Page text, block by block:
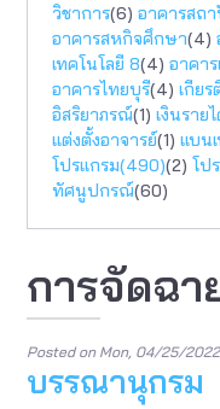
วิชาการ(6) อาคารสถ
อาคารสหกิจศึกษา(4)
เทคโนโลยี 8(4) อาคาร
อาคารไทยบุรี(4) เกีย
อิสริยาภรณ์(1) เงินราย
แต่งตั้งอาจารย์(1) แบน
โปรแกรม(490)(2) โป
ทัศนูปกรณ์(60)
การจัดฉ
Posted on Mon, 04/25/2022
บรรณานุกรม